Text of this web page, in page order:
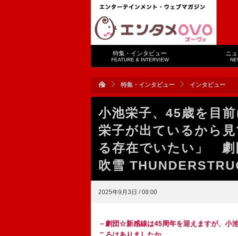
特集・インタビュー
FEATURE & INTERVIEW
ニ
特集・インタビュー インタビュー
小池栄子、45歳を目
栄子が出ているから
る存在でいたい」 劇
吹雪
2025年9月3日 / 08:00
－劇団☆新感線は45周年を迎えますが、小